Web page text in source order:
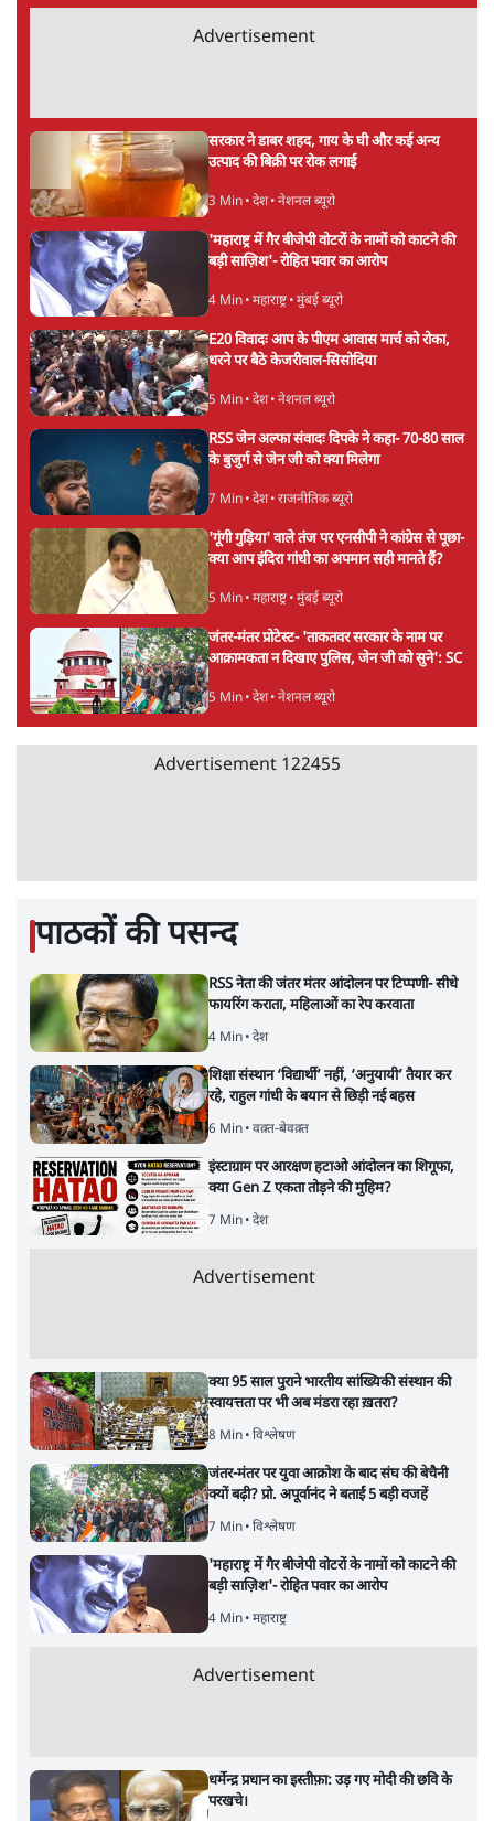
Advertisement
सरकार ने डाबर शहद, गाय के घी और कई अन्य
उत्पाद की बिक्री पर रोक लगाई
3 Min• देश• नेशनल ब्यूरो
'महाराष्ट्र में गैर बीजेपी वोटरों के नामों को काटने की
बड़ी साज़िश'- रोहित पवार का आरोप
4 Min• महाराष्ट्र• मुंबई ब्यूरो
E20 विवादः आप के पीएम आवास मार्च को रोका,
धरने पर बैठे केजरीवाल-सिसोदिया
5 Min• देश• नेशनल ब्यूरो
RSS जेन अल्फा संवादः दिपके ने कहा- 70-80 साल
के बुजुर्ग से जेन जी को क्या मिलेगा
7 Min• देश• राजनीतिक ब्यूरो
'गूंगी गुड़िया' वाले तंज पर एनसीपी ने कांग्रेस से पूछा-
क्या आप इंदिरा गांधी का अपमान सही मानते हैं?
5 Min• महाराष्ट्र• मुंबई ब्यूरो
जंतर-मंतर प्रोटेस्ट- 'ताकतवर सरकार के नाम पर
आक्रामकता न दिखाए पुलिस, जेन जी को सुने': SC
5 Min• देश• नेशनल ब्यूरो
Advertisement 122455
पाठकों की पसन्द
RSS नेता की जंतर मंतर आंदोलन पर टिप्पणी- सीधे
फायरिंग कराता, महिलाओं का रेप करवाता
4 Min• देश
शिक्षा संस्थान ‘विद्यार्थी’ नहीं, ‘अनुयायी’ तैयार कर
रहे, राहुल गांधी के बयान से छिड़ी नई बहस
6 Min• वक़्त-बेवक़्त
इंस्टाग्राम पर आरक्षण हटाओ आंदोलन का शिगूफा,
क्या Gen Z एकता तोड़ने की मुहिम?
7 Min• देश
Advertisement
क्या 95 साल पुराने भारतीय सांख्यिकी संस्थान की
स्वायत्तता पर भी अब मंडरा रहा ख़तरा?
8 Min• विश्लेषण
जंतर-मंतर पर युवा आक्रोश के बाद संघ की बेचैनी
क्यों बढ़ी? प्रो. अपूर्वानंद ने बताईं 5 बड़ी वजहें
7 Min• विश्लेषण
'महाराष्ट्र में गैर बीजेपी वोटरों के नामों को काटने की
बड़ी साज़िश'- रोहित पवार का आरोप
4 Min• महाराष्ट्र
Advertisement
धर्मेन्द्र प्रधान का इस्तीफ़ा: उड़ गए मोदी की छवि के
परखचे।